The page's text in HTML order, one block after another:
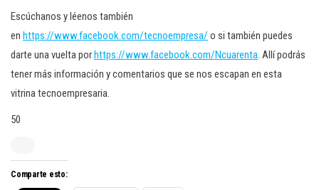
Escúchanos y léenos también
en https://www.facebook.com/tecnoempresa/ o si también puedes
darte una vuelta porhttps://www.facebook.com/Ncuarenta. Allí podrás
tener más información y comentarios que se nos escapan en esta
vitrina tecnoempresaria.
50
Comparte esto: